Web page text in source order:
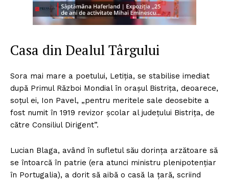
Casa din Dealul Târgului
Sora mai mare a poetului, Letiția, se stabilise imediat
după Primul Război Mondial în oraşul Bistrița, deoarece,
soțul ei, Ion Pavel, „pentru meritele sale deosebite a
fost numit în 1919 revizor şcolar al județului Bistrița, de
către Consiliul Dirigent”.
Lucian Blaga, având în sufletul său dorința arzătoare să
se întoarcă în patrie (era atunci ministru plenipotențiar
în Portugalia), a dorit să aibă o casă la țară, scriind